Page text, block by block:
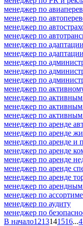
менеджер по
менеджер по
менеджер по
менеджер по
менеджер по адаптации
менеджер по
менеджер по
менеджер по
менеджер по
менеджер по
менеджер по
менеджер по
менеджер по
менеджер по аренде
менеджер по аренде
менеджер по аренде и
менеджер по аренде
менеджер по аренде
менеджер по аренде
менеджер по аренде
менеджер по
менеджер по
менеджер по аудиту
менеджер по
В начало1213141516...